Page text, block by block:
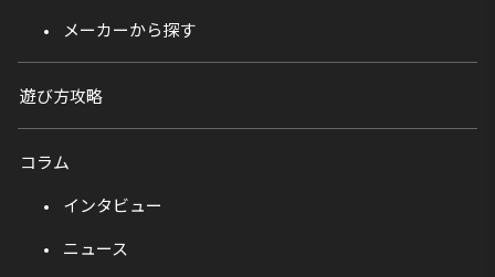
メーカーから探す
遊び方攻略
コラム
インタビュー
ニュース